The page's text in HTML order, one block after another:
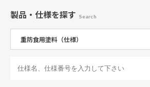
製品・仕様を探す Search